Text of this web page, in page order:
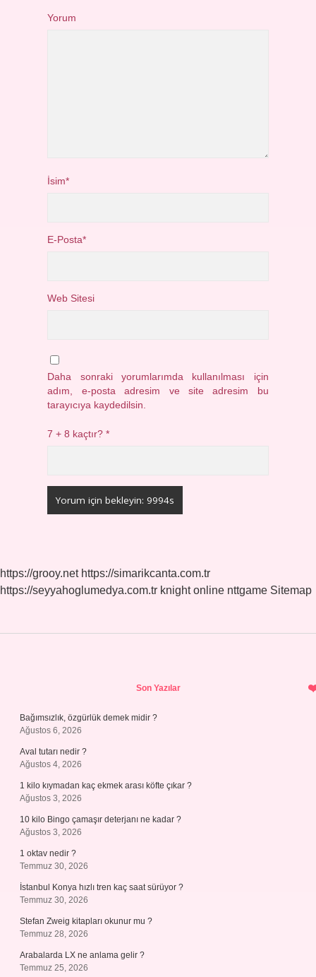
Yorum
İsim*
E-Posta*
Web Sitesi
Daha sonraki yorumlarımda kullanılması için
adım, e-posta adresim ve site adresim bu
tarayıcıya kaydedilsin.
7 + 8 kaçtır?*
https://grooy.net https://simarikcanta.com.tr
https://seyyahoglumedya.com.tr knight online nttgame Sitemap
Son Yazılar
Bağımsızlık, özgürlük demek midir ?
Ağustos 6, 2026
Aval tutarı nedir ?
Ağustos 4, 2026
1 kilo kıymadan kaç ekmek arası köfte çıkar ?
Ağustos 3, 2026
10 kilo Bingo çamaşır deterjanı ne kadar ?
Ağustos 3, 2026
1 oktav nedir ?
Temmuz 30, 2026
İstanbul Konya hızlı tren kaç saat sürüyor ?
Temmuz 30, 2026
Stefan Zweig kitapları okunur mu ?
Temmuz 28, 2026
Arabalarda LX ne anlama gelir ?
Temmuz 25, 2026